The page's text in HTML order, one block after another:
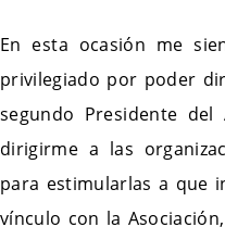
En esta ocasión me
privilegiado por poder
segundo Presidente
dirigirme a las
para estimularlas a que
vínculo con la